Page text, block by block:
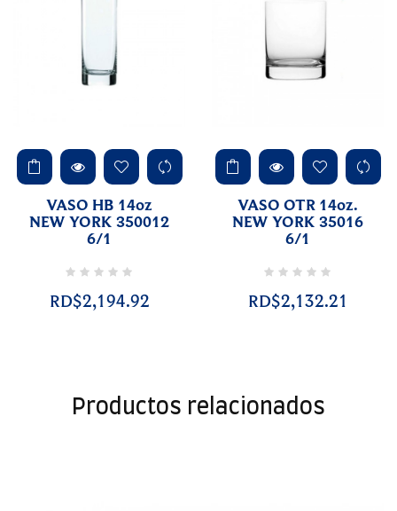
VASO HB 14oz
NEW YORK 350012
6/1
RD$2,194.92
VASO OTR 14oz.
NEW YORK 35016
6/1
RD$2,132.21
Productos relacionados